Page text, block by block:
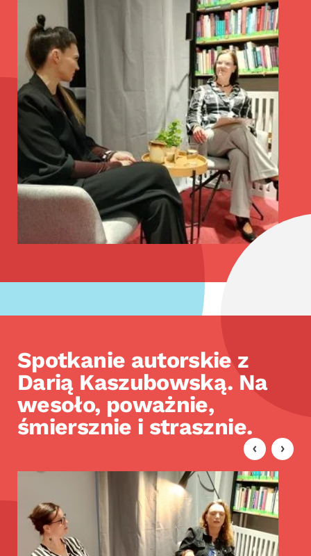
Spotkanie autorskie z
Darią Kaszubowską. Na
wesoło, poważnie,
śmiersznie i strasznie.